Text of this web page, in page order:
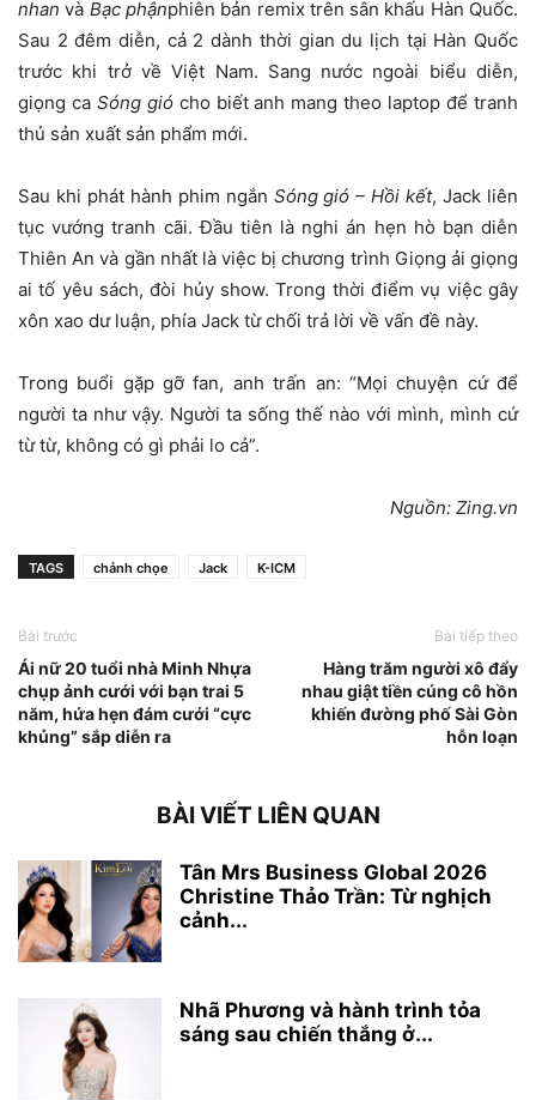
nhan và Bạc phậnphiên bản remix trên sân khấu Hàn Quốc.
Sau 2 đêm diễn, cả 2 dành thời gian du lịch tại Hàn Quốc
trước khi trở về Việt Nam. Sang nước ngoài biểu diễn,
giọng ca Sóng gió cho biết anh mang theo laptop để tranh
thủ sản xuất sản phẩm mới.
Sau khi phát hành phim ngắn Sóng gió – Hồi kết, Jack liên
tục vướng tranh cãi. Đầu tiên là nghi án hẹn hò bạn diễn
Thiên An và gần nhất là việc bị chương trình Giọng ải giọng
ai tố yêu sách, đòi hủy show. Trong thời điểm vụ việc gây
xôn xao dư luận, phía Jack từ chối trả lời về vấn đề này.
Trong buổi gặp gỡ fan, anh trấn an: “Mọi chuyện cứ để
người ta như vậy. Người ta sống thế nào với mình, mình cứ
từ từ, không có gì phải lo cả”.
Nguồn: Zing.vn
TAGS chảnh chọe Jack K-ICM
Bài trước
Ái nữ 20 tuổi nhà Minh Nhựa
chụp ảnh cưới với bạn trai 5
năm, hứa hẹn đám cưới “cực
khủng” sắp diễn ra
Bài tiếp theo
Hàng trăm người xô đẩy
nhau giật tiền cúng cô hồn
khiến đường phố Sài Gòn
hỗn loạn
BÀI VIẾT LIÊN QUAN
Tân Mrs Business Global 2026
Christine Thảo Trần: Từ nghịch
cảnh...
Nhã Phương và hành trình tỏa
sáng sau chiến thắng ở...